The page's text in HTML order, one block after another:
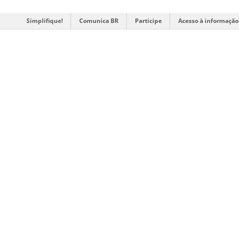
Simplifique! Comunica BR Participe Acesso à informação